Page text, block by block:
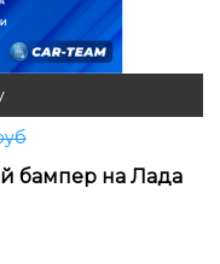
бампер на Лада